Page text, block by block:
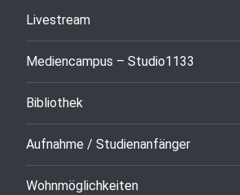
Livestream
Mediencampus – Studio1133
Bibliothek
Aufnahme / Studienanfänger
Wohnmöglichkeiten